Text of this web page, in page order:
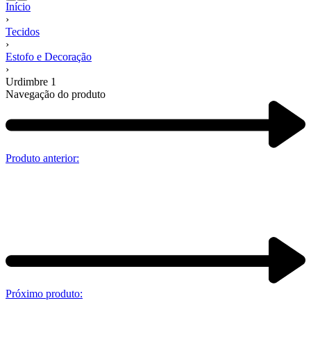
Início
›
Tecidos
›
Estofo e Decoração
›
Urdimbre 1
Navegação do produto
Produto anterior:
Próximo produto: